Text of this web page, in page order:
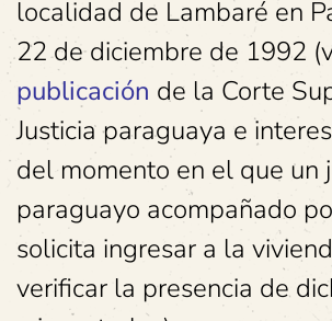
localidad de Lambaré en
22 de diciembre de 1992
publicación de la Corte
Justicia paraguaya e
del momento en el que un
paraguayo acompañado
solicita ingresar a la
verificar la presencia de